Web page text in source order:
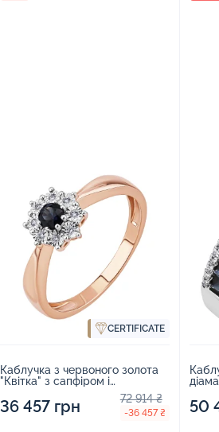
CERTIFICATE
Каблучка з червоного золота
"Квітка" з сапфіром і
36 457 грн 72 914 ₴
-36 457 ₴ 50